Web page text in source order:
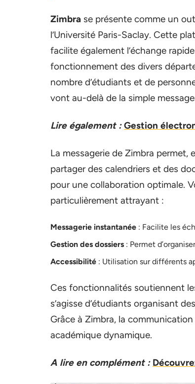
Zimbra se présente comme un
l’Université Paris-Saclay. Cette
facilite également l’échange
fonctionnement des divers
nombre d’étudiants et de
vont au-delà de la simple
Lire également : Gestion
La messagerie de Zimbra permet,
partager des calendriers et des
pour une collaboration optimale.
particulièrement attrayant :
Messagerie instantanée : Facilite les
Gestion des dossiers : Permet
Accessibilité : Utilisation sur différents
Ces fonctionnalités soutiennent
s’agisse d’étudiants organisant
Grâce à Zimbra, la
académique dynamique.
A lire en complément :